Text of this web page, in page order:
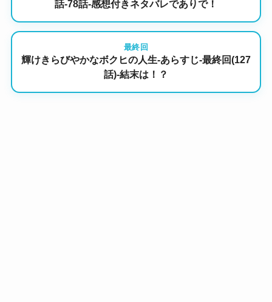
話-78話-感想付きネタバレでありで！
最終回
輝けきらびやかなボクヒの人生-あらすじ-最終回(127
話)-結末は！？